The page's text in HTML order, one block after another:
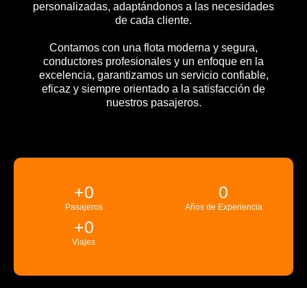
personalizadas, adaptándonos a las necesidades
de cada cliente.
Contamos con una flota moderna y segura,
conductores profesionales y un enfoque en la
excelencia, garantizamos un servicio confiable,
eficaz y siempre orientado a la satisfacción de
nuestros pasajeros.
Pasajeros
+0
Años de Experiencia
0
Viajes
+0